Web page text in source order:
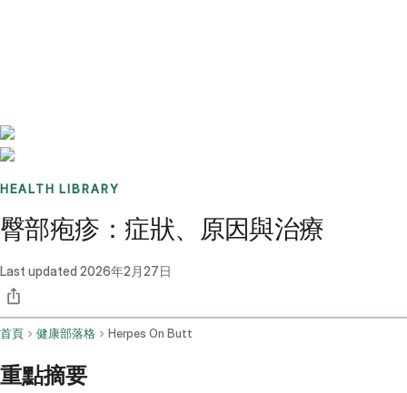
HEALTH LIBRARY
臀部疱疹：症狀、原因與治療
Last updated 2026年2月27日
首頁 健康部落格 Herpes On Butt
重點摘要